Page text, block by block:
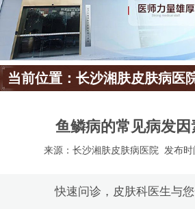
当前位置：长沙湘肤皮肤病医
鱼鳞病的常见病发
来源：长沙湘肤皮肤病医院 发布
快速问诊，皮肤科医生与